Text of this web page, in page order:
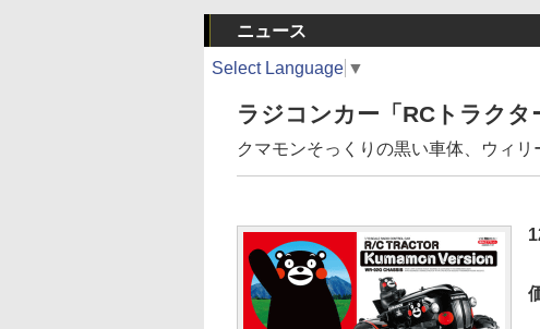
ニュース
Select Language ▼
ラジコンカー「RCトラク
クマモンそっくりの黒い車体、ウィ